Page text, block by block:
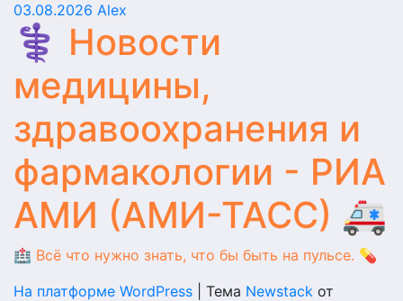
03.08.2026 Alex
⚕️ Новости
медицины,
здравоохранения и
фармакологии - РИА
АМИ (АМИ-ТАСС) 🚑
🏥 Всё что нужно знать, что бы быть на пульсе. 💊
На платформе WordPress
Тема Newstack от